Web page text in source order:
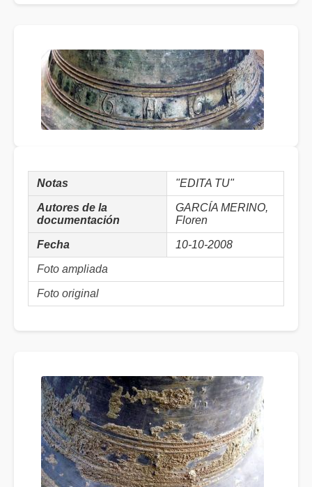
Notas "EDITA TU"
Autores de la
documentación
GARCÍA MERINO,
Floren
Fecha 10-10-2008
Foto ampliada
Foto original